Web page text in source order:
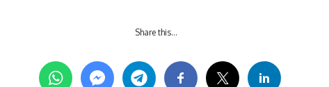
Share this…